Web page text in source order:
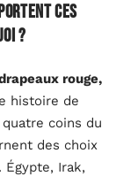
ces
?
rouge,
histoire de
coins du
des choix
Irak,